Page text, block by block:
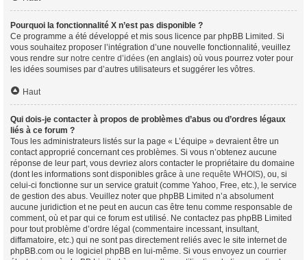
Pourquoi la fonctionnalité X n’est pas disponible ?
Ce programme a été développé et mis sous licence par phpBB Limited. Si
vous souhaitez proposer l’intégration d’une nouvelle fonctionnalité, veuillez
vous rendre sur notre centre d’idées (en anglais) où vous pourrez voter pour
les idées soumises par d’autres utilisateurs et suggérer les vôtres.
Haut
Qui dois-je contacter à propos de problèmes d’abus ou d’ordres légaux
liés à ce forum ?
Tous les administrateurs listés sur la page « L’équipe » devraient être un
contact approprié concernant ces problèmes. Si vous n’obtenez aucune
réponse de leur part, vous devriez alors contacter le propriétaire du domaine
(dont les informations sont disponibles grâce à une requête WHOIS), ou, si
celui-ci fonctionne sur un service gratuit (comme Yahoo, Free, etc.), le service
de gestion des abus. Veuillez noter que phpBB Limited n’a absolument
aucune juridiction et ne peut en aucun cas être tenu comme responsable de
comment, où et par qui ce forum est utilisé. Ne contactez pas phpBB Limited
pour tout problème d’ordre légal (commentaire incessant, insultant,
diffamatoire, etc.) qui ne sont pas directement reliés avec le site internet de
phpBB.com ou le logiciel phpBB en lui-même. Si vous envoyez un courrier